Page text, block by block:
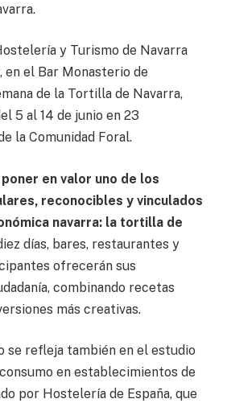
y Turismo de Navarra
en el Bar Monasterio de
de la Tortilla de Navarra,
5 al 14 de junio en 23
la Comunidad Foral.
poner en valor uno de los
reconocibles y vinculados
navarra: la tortilla de
días, bares, restaurantes y
ofrecerán sus
combinando recetas
más creativas.
se refleja también en el estudio
en establecimientos de
por Hostelería de España, que